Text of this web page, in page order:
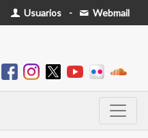
Usuarios - Webmail